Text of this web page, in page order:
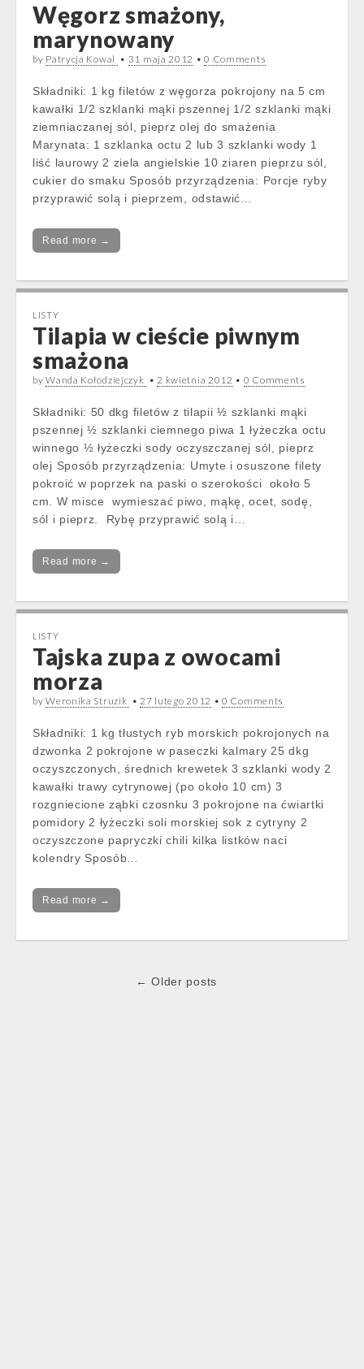
Węgorz smażony,
marynowany
by Patrycja Kowal • 31 maja 2012 •0 Comments
Składniki: 1 kg filetów z węgorza pokrojony na 5 cm
kawałki 1/2 szklanki mąki pszennej 1/2 szklanki mąki
ziemniaczanej sól, pieprz olej do smażenia
Marynata: 1 szklanka octu 2 lub 3 szklanki wody 1
liść laurowy 2 ziela angielskie 10 ziaren pieprzu sól,
cukier do smaku Sposób przyrządzenia: Porcje ryby
przyprawić solą i pieprzem, odstawić…
Read more →
LISTY
Tilapia w cieście piwnym
smażona
byWanda Kołodziejczyk •2 kwietnia 2012 • 0 Comments
Składniki: 50 dkg filetów z tilapii ½ szklanki mąki
pszennej ½ szklanki ciemnego piwa 1 łyżeczka octu
winnego ½ łyżeczki sody oczyszczanej sól, pieprz
olej Sposób przyrządzenia: Umyte i osuszone filety
pokroić w poprzek na paski o szerokości około 5
cm. W misce wymieszać piwo, mąkę, ocet, sodę,
sól i pieprz. Rybę przyprawić solą i…
Read more →
LISTY
Tajska zupa z owocami
morza
byWeronika Struzik •27 lutego 2012 •0 Comments
Składniki: 1 kg tłustych ryb morskich pokrojonych na
dzwonka 2 pokrojone w paseczki kalmary 25 dkg
oczyszczonych, średnich krewetek 3 szklanki wody 2
kawałki trawy cytrynowej (po około 10 cm) 3
rozgniecione ząbki czosnku 3 pokrojone na ćwiartki
pomidory 2 łyżeczki soli morskiej sok z cytryny 2
oczyszczone papryczki chili kilka listków naci
kolendry Sposób…
Read more →
← Older posts